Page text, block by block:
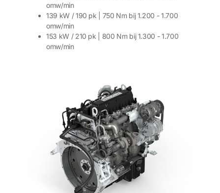
omw/min
139 kW / 190 pk | 750 Nm bij 1.200 - 1.700
omw/min
153 kW / 210 pk | 800 Nm bij 1.300 - 1.700
omw/min